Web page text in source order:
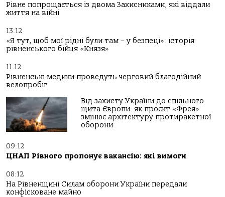
Рівне попрощається із двома Захисниками, які віддали
життя на війні
13:12
«Я тут, щоб мої рідні були там – у безпеці»: історія
рівненського бійця «Князя»
11:12
Рівненські медики проведуть черговий благодійний
велопробіг
Від захисту України до спільного
щита Європи: як проєкт «Фрея»
змінює архітектуру протиракетної
оборони
09:12
ЦНАП Рівного пропонує вакансію: які вимоги
08:12
На Рівненщині Силам оборони України передали
конфісковане майно